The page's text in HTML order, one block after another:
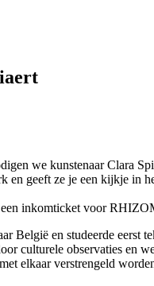
we kunstenaar Clara
en geeft ze je een kijkje
inkomticket voor
België en studeerde
culturele observaties en
elkaar verstrengeld